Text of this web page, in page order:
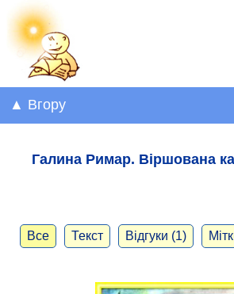
▲ Вгору
Галина Римар. Віршована
Все Текст Відгуки (1)